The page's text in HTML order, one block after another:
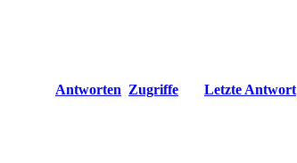
Antworten Zugriffe Letzte Antwort